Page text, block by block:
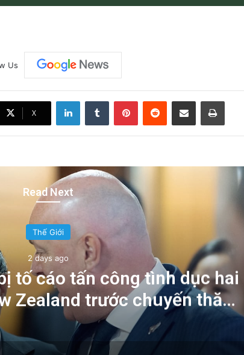
Us
X
LinkedInTumblr PinterestReddit Share via Email Print
Read Next
Thế Giới
2 days ago
tố cáo tấn công tình dục hai
Zealand trước chuyến thăm
tướng Chính